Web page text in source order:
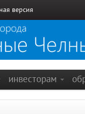
версия
инвесторам